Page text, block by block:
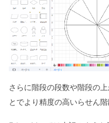
さらに階段の段数や階段の
とでより精度の高いらせん